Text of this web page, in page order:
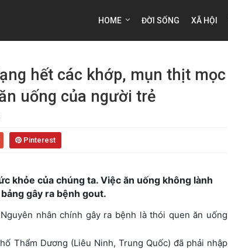
HOME ĐỜI SỐNG XÃ HỘI
hết các khớp, mụn thịt mọc
uống của người trẻ
Pinterest
khỏe của chúng ta. Việc ăn uống không lành
gây ra bệnh gout.
nhân chính gây ra bệnh là thói quen ăn uống
Thẩm Dương (Liêu Ninh, Trung Quốc) đã phải nhập